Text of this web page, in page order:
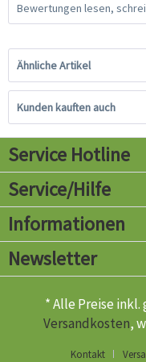
Bewertungen lesen,
Ähnliche Artikel
Kunden kauften auch
Service Hotline
Service/Hilfe
Informationen
Newsletter
* Alle Preise
Versandkosten,
Kontakt